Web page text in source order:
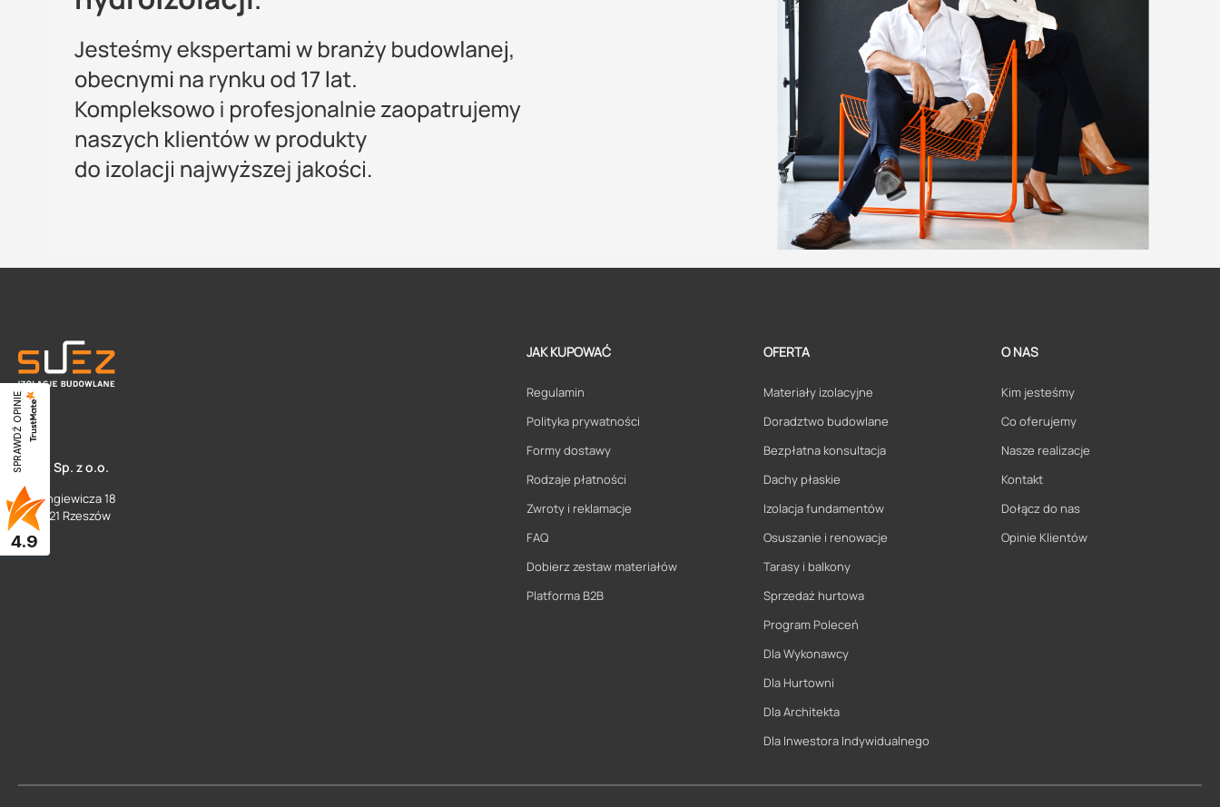
SUEZ Sp. z o.o.
ul. Langiewicza 18
35 - 021 Rzeszów
JAK KUPOWAĆ
Regulamin
Polityka prywatności
Formy dostawy
Rodzaje płatności
Zwroty i reklamacje
FAQ
Dobierz zestaw materiałów
Platforma B2B
OFERTA
Materiały izolacyjne
Doradztwo budowlane
Bezpłatna konsultacja
Dachy płaskie
Izolacja fundamentów
Osuszanie i renowacje
Tarasy i balkony
Sprzedaż hurtowa
Program Poleceń
Dla Wykonawcy
Dla Hurtowni
Dla Architekta
Dla Inwestora Indywidualnego
O NAS
Kim jesteśmy
Co oferujemy
Nasze realizacje
Kontakt
Dołącz do nas
Opinie Klientów
SPRAWDŹ OPINIE
4.9